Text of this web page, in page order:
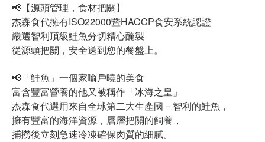
📢【源頭管理，食材把關】
杰森食代擁有ISO22000暨HACCP食安系統認證
嚴選智利頂級鮭魚分切精心醃製
從源頭把關，安全送到您的餐盤上。
📢「鮭魚」一個家喻戶曉的美食
富含豐富營養的他又被稱作「冰海之皇」
杰森食代選用來自全球第二大生產國－智利的鮭魚，
擁有豐富的海洋資源，層層把關的飼養，
捕撈後立刻急速冷凍確保肉質的細膩。